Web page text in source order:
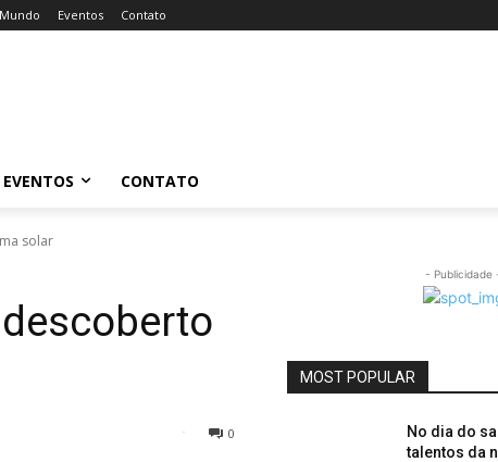
Mundo Eventos Contato
EVENTOS CONTATO
solar
0
- Publicidade
MOST POPULAR
No dia do
talentos da